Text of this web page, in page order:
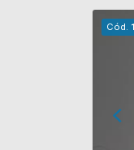
geral.
Cód.